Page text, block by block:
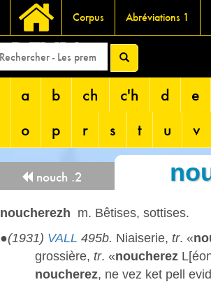
Corpus Abréviations 1
DEVRI
a b ch c'h d
e
o
p r s t u v
nouch .2
noucherezh m. Bêtises, sottises.
●(1931) VALL 495b. Niaiserie, tr. «
grossière, tr. «noucherez
noucherez, ne vez ket pell